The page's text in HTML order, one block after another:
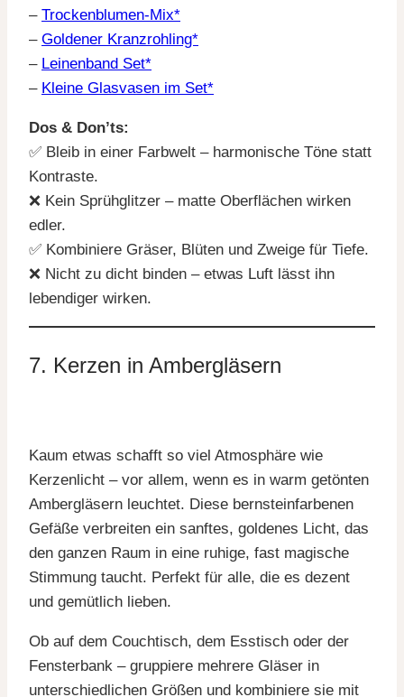
– Trockenblumen-Mix*
– Goldener Kranzrohling*
– Leinenband Set*
– Kleine Glasvasen im Set*
Dos & Don’ts:
✅ Bleib in einer Farbwelt – harmonische Töne statt
Kontraste.
❌ Kein Sprühglitzer – matte Oberflächen wirken
edler.
✅ Kombiniere Gräser, Blüten und Zweige für Tiefe.
❌ Nicht zu dicht binden – etwas Luft lässt ihn
lebendiger wirken.
7. Kerzen in Ambergläsern
Kaum etwas schafft so viel Atmosphäre wie
Kerzenlicht – vor allem, wenn es in warm getönten
Ambergläsern leuchtet. Diese bernsteinfarbenen
Gefäße verbreiten ein sanftes, goldenes Licht, das
den ganzen Raum in eine ruhige, fast magische
Stimmung taucht. Perfekt für alle, die es dezent
und gemütlich lieben.
Ob auf dem Couchtisch, dem Esstisch oder der
Fensterbank – gruppiere mehrere Gläser in
unterschiedlichen Größen und kombiniere sie mit